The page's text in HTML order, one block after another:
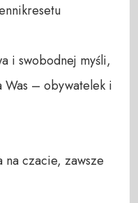
i swobodnej myśli,
Was – obywatelek i